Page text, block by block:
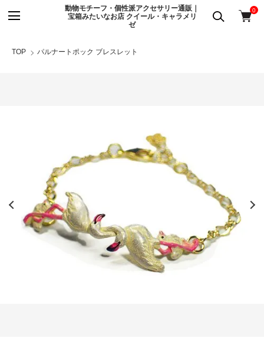
動物モチーフ・個性派アクセサリー通販｜
宝箱みたいなお店 クイール・キャラメリ
ゼ
0
TOP パルナートポック ブレスレット